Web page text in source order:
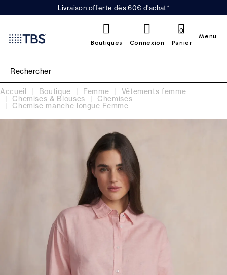
Livraison offerte dès 60€ d'achat*
Boutiques Connexion Panier
0
Menu
Accueil Boutique Femme Vêtements femme
Chemises & Blouses Chemises
Chemise manche longue Femme